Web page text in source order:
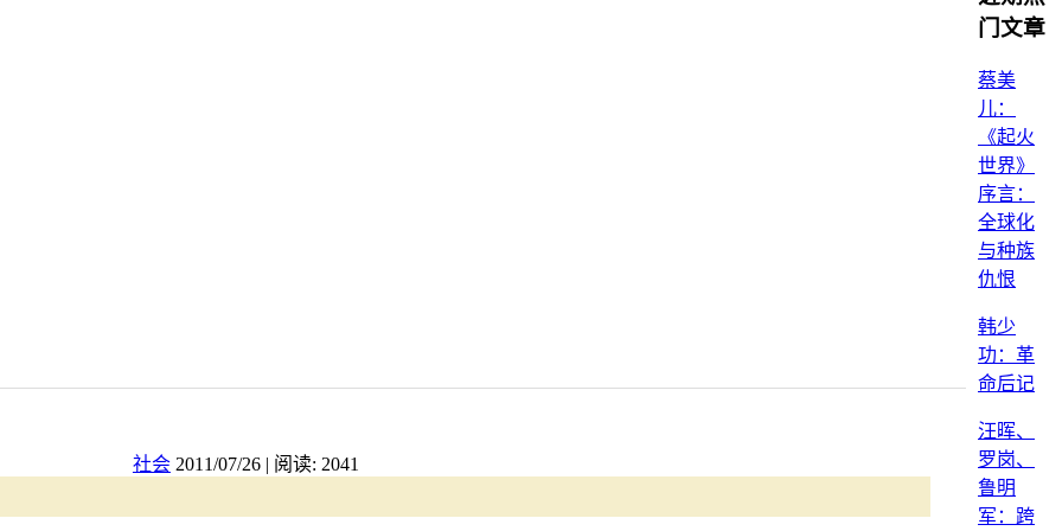
社会 2011/07/26 | 阅读: 2041
门文章
蔡美
儿：
《起火
世界》
序言：
全球化
与种族
仇恨
韩少
功：革
命后记
汪晖、
罗岗、
鲁明
军：跨